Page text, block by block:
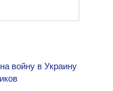
войну в Украину